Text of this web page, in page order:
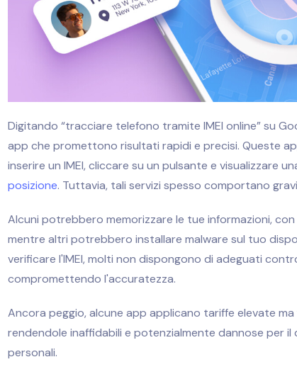
Digitando “tracciare telefono tramite IMEI online” su
app che promettono risultati rapidi e precisi. Queste
inserire un IMEI, cliccare su un pulsante e visualizzare
posizione. Tuttavia, tali servizi spesso comportano
Alcuni potrebbero memorizzare le tue informazioni,
mentre altri potrebbero installare malware sul tuo
verificare l'IMEI, molti non dispongono di adeguati
compromettendo l'accuratezza.
Ancora peggio, alcune app applicano tariffe elevate
rendendole inaffidabili e potenzialmente dannose per il
personali.